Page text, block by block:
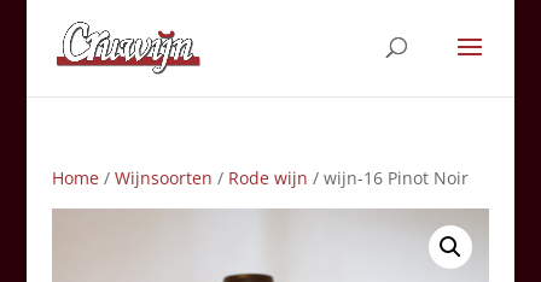
Home/ Wijnsoorten / Rode wijn / wijn-16 Pinot Noir